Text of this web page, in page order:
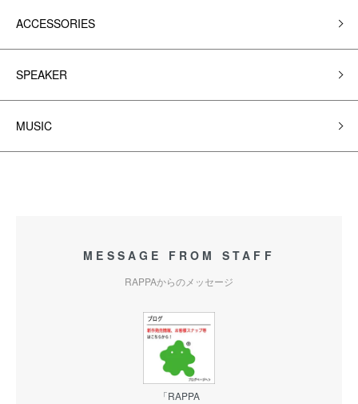
ACCESSORIES
SPEAKER
MUSIC
MESSAGE FROM STAFF
RAPPAからのメッセージ
「RAPPA